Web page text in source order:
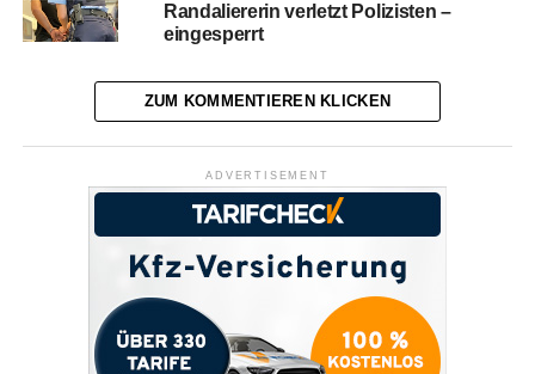
Randaliererin verletzt Polizisten –
eingesperrt
ZUM KOMMENTIEREN KLICKEN
ADVERTISEMENT